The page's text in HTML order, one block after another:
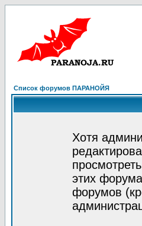
Список форумов ПАРАНОЙЯ
Хотя
этих
форумов